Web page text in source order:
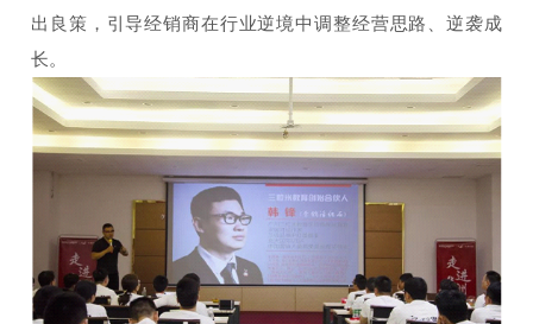
出良策，引导经销商在行业逆境中调整经营思路、逆袭成
长。